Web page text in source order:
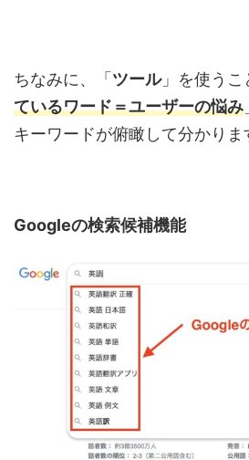
ちなみに、「 ツール」を使うこ
ているワード＝ユーザーの悩み
キーワードが俯瞰して分かりま
Googleの検索候補機能